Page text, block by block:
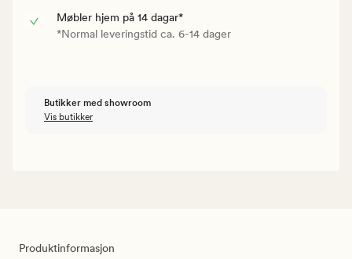
Møbler hjem på 14 dagar*
*Normal leveringstid ca. 6-14 dager
Butikker med showroom
Vis butikker
Produktinformasjon